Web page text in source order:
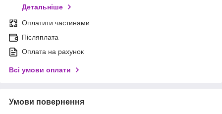
Детальніше
Оплатити частинами
Післяплата
Оплата на рахунок
Всі умови оплати
Умови повернення